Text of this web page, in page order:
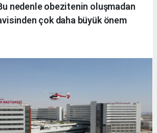
nedenle obezitenin oluşmadan
çok daha büyük önem